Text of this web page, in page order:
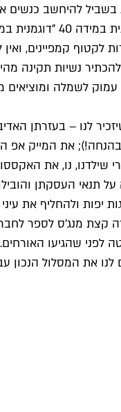
בשביל להיחשב כנשים
זה מגניב שתעשיית האופנה מתחילה
קמפיינים, ואין
נשיות תקינה
לשמלה ומוציאים
לנו – בעזרתן
את המייק אפ
נו, את
את יום האישה קצת אחרת. שכמו הפועלות במפעלי הטקסטיל
יפות ולהחליף את
שהגיעו
הנכון עבורנו